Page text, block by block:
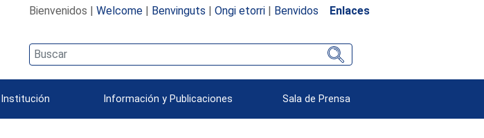
Bienvenidos | Welcome| Benvinguts | Ongi etorri| Benvidos Enlaces
Institución Información y Publicaciones Sala de Prensa